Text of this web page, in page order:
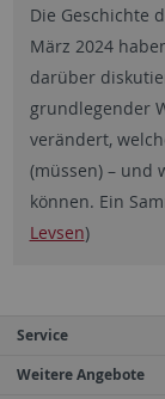
Die Geschichte
März 2024
darüber
grundlegender
verändert,
(müssen) – und
können. Ein
Levsen)
Service
Weitere Angebote